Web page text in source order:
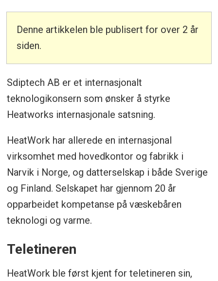
Denne artikkelen ble publisert for over 2 år
siden.
Sdiptech AB er et internasjonalt
teknologikonsern som ønsker å styrke
Heatworks internasjonale satsning.
HeatWork har allerede en internasjonal
virksomhet med hovedkontor og fabrikk i
Narvik i Norge, og datterselskap i både Sverige
og Finland. Selskapet har gjennom 20 år
opparbeidet kompetanse på væskebåren
teknologi og varme.
Teletineren
HeatWork ble først kjent for teletineren sin,